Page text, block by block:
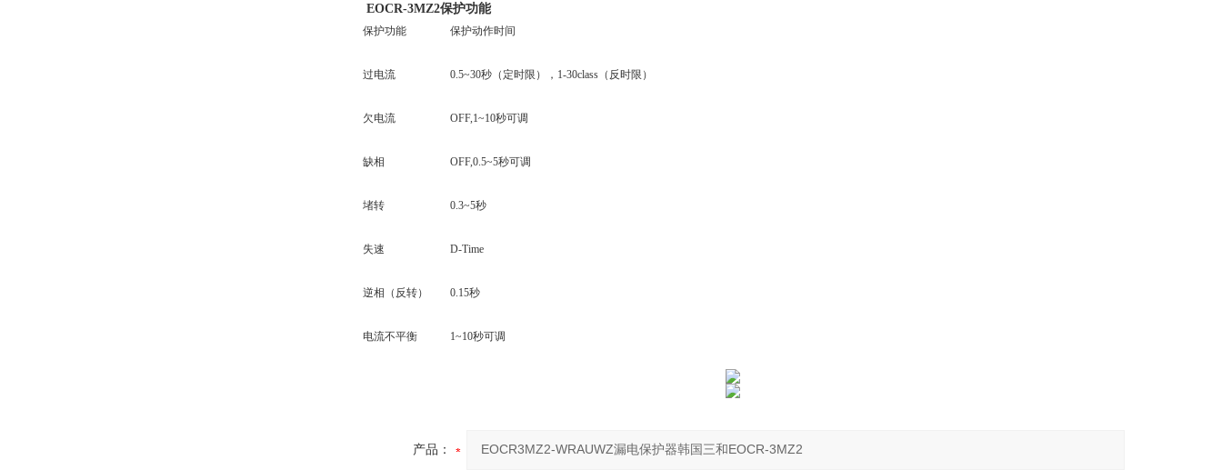
EOCR-3MZ2保护功能
保护功能 保护动作时间
过电流 0.5~30秒（定时限），1-30class（反时限）
欠电流 OFF,1~10秒可调
缺相 OFF,0.5~5秒可调
堵转 0.3~5秒
失速 D-Time
逆相（反转） 0.15秒
电流不平衡 1~10秒可调
产品：